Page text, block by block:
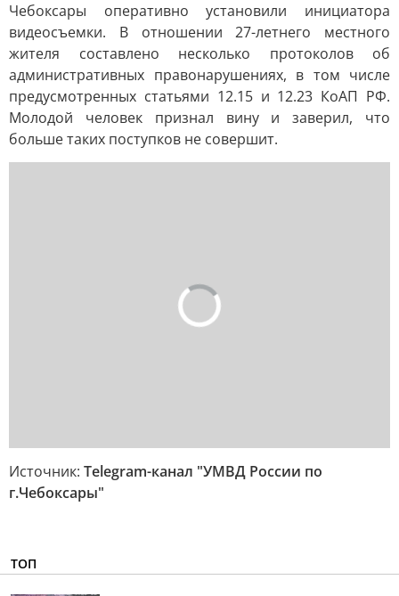
Чебоксары оперативно установили инициатора
видеосъемки. В отношении 27-летнего местного
жителя составлено несколько протоколов об
административных правонарушениях, в том числе
предусмотренных статьями 12.15 и 12.23 КоАП РФ.
Молодой человек признал вину и заверил, что
больше таких поступков не совершит.
Источник: Telegram-канал "УМВД России по
г.Чебоксары"
ТОП